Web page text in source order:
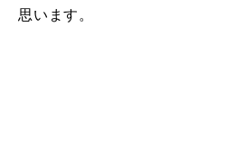
思います。